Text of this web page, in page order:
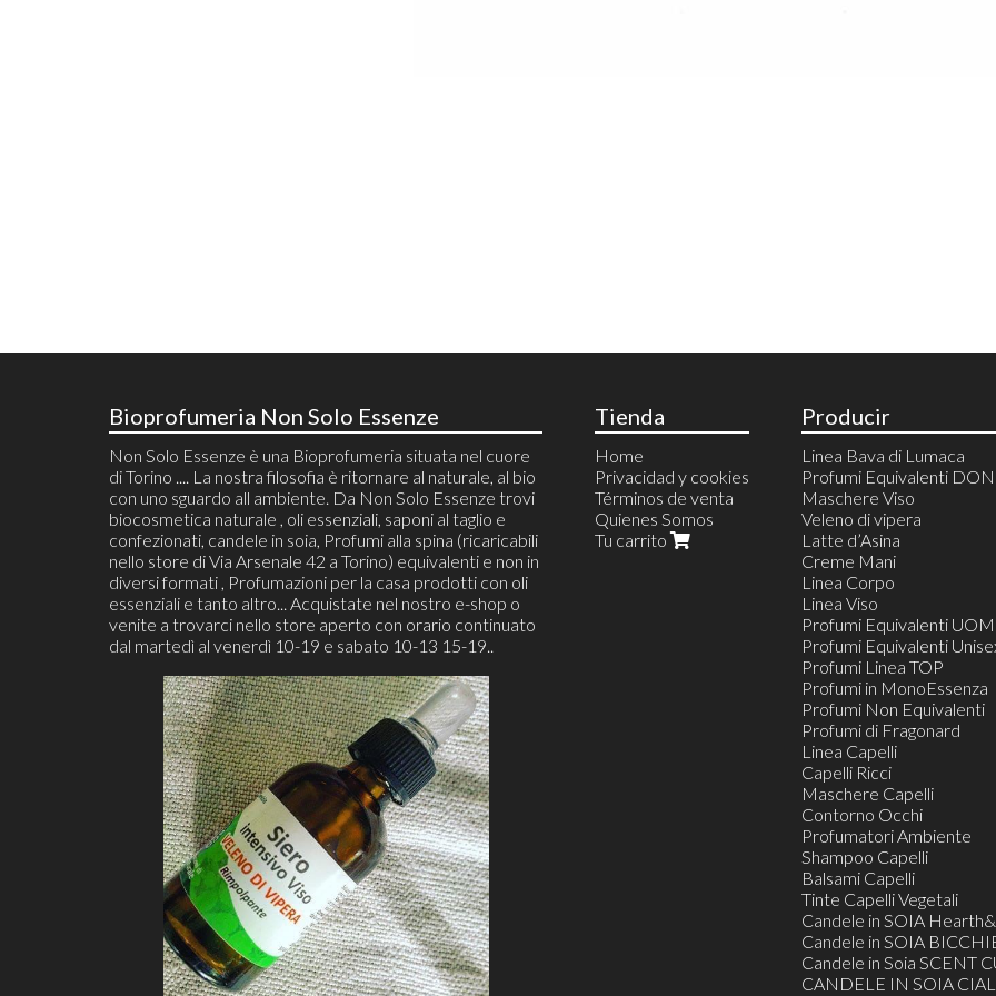
Bioprofumeria Non Solo Essenze
Non Solo Essenze è una Bioprofumeria situata nel cuore
di Torino .... La nostra filosofia è ritornare al naturale, al bio
con uno sguardo all ambiente. Da Non Solo Essenze trovi
biocosmetica naturale , oli essenziali, saponi al taglio e
confezionati, candele in soia, Profumi alla spina (ricaricabili
nello store di Via Arsenale 42 a Torino) equivalenti e non in
diversi formati , Profumazioni per la casa prodotti con oli
essenziali e tanto altro... Acquistate nel nostro e-shop o
venite a trovarci nello store aperto con orario continuato
dal martedì al venerdì 10-19 e sabato 10-13 15-19..
Tienda
Home
Privacidad y cookies
Términos de venta
Quienes Somos
Tu carrito
Producir
Linea Bava di Lumaca
Profumi Equivalenti
Maschere Viso
Veleno di vipera
Latte d’Asina
Creme Mani
Linea Corpo
Linea Viso
Profumi Equivalenti
Profumi Equivalenti
Profumi Linea TOP
Profumi in MonoEssenza
Profumi Non Equivalenti
Profumi di Fragonard
Linea Capelli
Capelli Ricci
Maschere Capelli
Contorno Occhi
Profumatori Ambiente
Shampoo Capelli
Balsami Capelli
Tinte Capelli Vegetali
Candele in SOIA
Candele in SOIA
Candele in Soia SCENT
CANDELE IN SOIA